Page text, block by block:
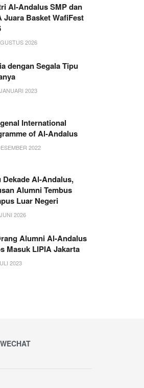
Al-Andalus SMP dan
Juara Basket WafiFest
2026
dengan Segala Tipu
2023
International
of Al-Andalus
2022
Dekade Al-Andalus,
Alumni Tembus
Luar Negeri
2026
Alumni Al-Andalus
Masuk LIPIA Jakarta
2023
WECHAT